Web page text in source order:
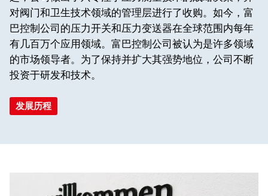
对阀门和卫生技术领域的管理层进行了收购。如今，富
巴控制公司的压力开关和压力变送器在全球范围内每年
有几百万个应用领域。富巴控制公司被认为是许多领域
的市场领导者。为了保持并扩大其强势地位，公司不断
投资于研发和技术。
发展历程